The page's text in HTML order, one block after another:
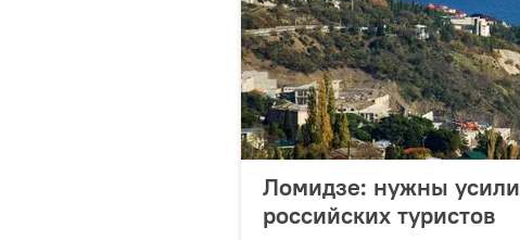
Ломидзе: нужны
российских туристов